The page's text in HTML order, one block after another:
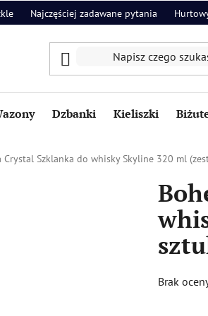
Najczęściej zadawane pytania
Dzbanki Kieliszki
Crystal Szklanka do whisky Skyline 320 ml
Średnia
Brak